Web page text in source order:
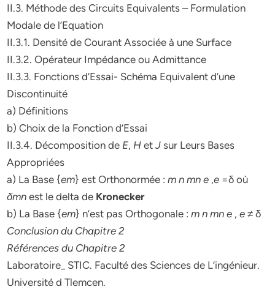
II.3. Méthode des Circuits Equivalents – Formulation
Modale de l’Equation
II.3.1. Densité de Courant Associée à une Surface
II.3.2. Opérateur Impédance ou Admittance
II.3.3. Fonctions d’Essai- Schéma Equivalent d’une
Discontinuité
a) Définitions
b) Choix de la Fonction d’Essai
II.3.4. Décomposition de E, HetJ sur Leurs Bases
Appropriées
a) La Base {em} est Orthonormée :m n mne ,e =δ où
δmnest le delta de Kronecker
b) La Base {em} n’est pas Orthogonale :m n mne ,e≠ δ
Conclusion du Chapitre 2
Références du Chapitre 2
Laboratoire_ STIC. Faculté des Sciences de L’ingénieur.
Université d Tlemcen.